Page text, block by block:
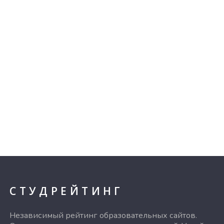
СТУДРЕЙТИНГ
Независимый рейтинг образовательных сайтов.